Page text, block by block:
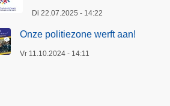
Di 22.07.2025 - 14:22
Onze politiezone werft aan!
Vr 11.10.2024 - 14:11